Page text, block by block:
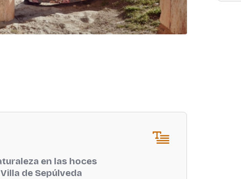
en las hoces
de Sepúlveda